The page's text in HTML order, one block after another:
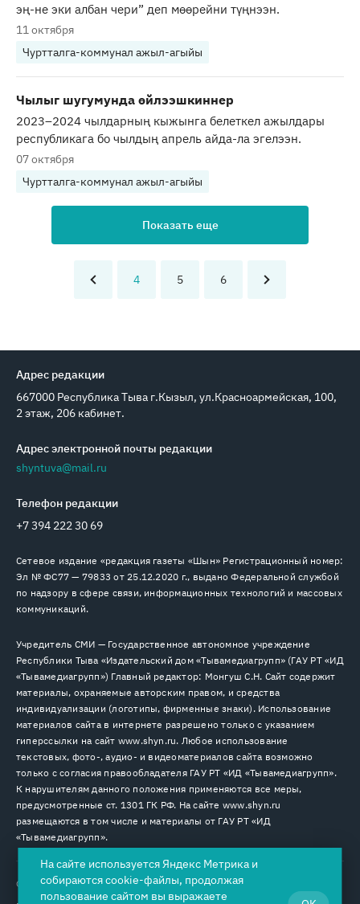
эң-не эки албан чери” деп мөөрейни түңнээн.
11 октября
Чуртталга-коммунал ажыл-агыйы
Чылыг шугумунда өйлээшкиннер
2023–2024 чылдарның кыжынга белеткел ажылдары
республикага бо чылдың апрель айда-ла эгелээн.
07 октября
Чуртталга-коммунал ажыл-агыйы
Показать еще
4 5 6
Адрес редакции
667000 Республика Тыва г.Кызыл, ул.Красноармейская, 100,
2 этаж, 206 кабинет.
Адрес электронной почты редакции
shyntuva@mail.ru
Телефон редакции
+7 394 222 30 69
Сетевое издание «редакция газеты «Шын» Регистрационный номер:
Эл № ФС77 — 79833 от 25.12.2020 г., выдано Федеральной службой
по надзору в сфере связи, информационных технологий и массовых
коммуникаций.
Учредитель СМИ — Государственное автономное учреждение
Республики Тыва «Издательский дом «Тывамедиагрупп» (ГАУ РТ «ИД
«Тывамедиагрупп») Главный редактор: Монгуш С.Н. Сайт содержит
материалы, охраняемые авторским правом, и средства
индивидуализации (логотипы, фирменные знаки). Использование
материалов сайта в интернете разрешено только с указанием
гиперссылки на сайт www.shyn.ru. Любое использование
текстовых, фото-, аудио- и видеоматериалов сайта возможно
только с согласия правообладателя ГАУ РТ «ИД «Тывамедиагрупп».
К нарушителям данного положения применяются все меры,
предусмотренные ст. 1301 ГК РФ. На сайте www.shyn.ru
размещаются в том числе и материалы от ГАУ РТ «ИД
«Тывамедиагрупп».
© 2026. Все права защищены.
12+
На сайте используется Яндекс Метрика и
собираются cookie-файлы, продолжая
пользование сайтом вы выражаете